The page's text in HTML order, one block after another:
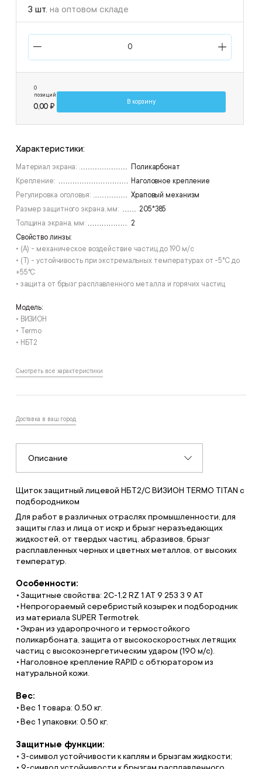
3 шт. на оптовом складе
0
позиций
0,00 ₽
В корзину
Характеристики:
Материал экрана:
Поликарбонат
Крепление:
Наголовное крепление
Регулировка оголовья:
Храповый механизм
Размер защитного экрана, мм:
205*385
Толщина экрана, мм:
2
Свойство линзы:
• (А) - механическое воздействие частиц до 190 м/с
• (T) - устойчивость при экстремальных температурах от -5°С до
+55°С
• защита от брызг расплавленного металла и горячих частиц
Модель:
• ВИЗИОН
• Termo
• НБТ2
Смотреть все характеристики
Доставка в ваш город
Описание
Щиток защитный лицевой НБТ2/С ВИЗИОН TERMO TITAN с
подбородником
Для работ в различных отраслях промышленности, для
защиты глаз и лица от искр и брызг неразъедающих
жидкостей, от твердых частиц, абразивов, брызг
расплавленных черных и цветных металлов, от высоких
температур.
Особенности:
Защитные свойства: 2С-1,2 RZ 1 AT 9 253 3 9 AT
Непрогораемый серебристый козырек и подбородник
из материала SUPER Termotrek.
Экран из ударопрочного и термостойкого
поликарбоната, защита от высокоскоростных летящих
частиц с высокоэнергетическим ударом (190 м/с).
Наголовное крепление RAPID с обтюратором из
натуральной кожи.
Вес:
Вес 1 товара: 0.50 кг.
Вес 1 упаковки: 0.50 кг.
Защитные функции:
• 3-символ устойчивости к каплям и брызгам жидкости;
• 9-символ устойчивости к брызгам расплавленного